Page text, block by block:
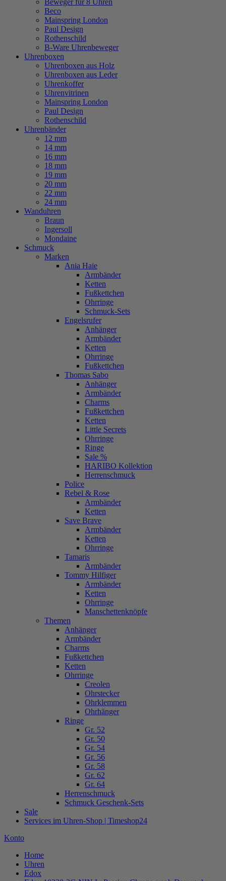
Beweger für 8 Uhren
Beco
Mainspring London
Paul Design
Rothenschild
B-Ware Uhrenbeweger
Uhrenboxen
Uhrenboxen aus Holz
Uhrenboxen aus Leder
Uhrenkoffer
Uhrenvitrinen
Mainspring London
Paul Design
Rothenschild
Uhrenbänder
12 mm
14 mm
16 mm
18 mm
19 mm
20 mm
22 mm
24 mm
Wanduhren
Braun
Ingersoll
Mondaine
Schmuck
Marken
Ania Haie
Armbänder
Ketten
Fußkettchen
Ohrringe
Schmuck-Sets
Engelsrufer
Anhänger
Armbänder
Ketten
Ohrringe
Fußkettchen
Thomas Sabo
Anhänger
Armbänder
Charms
Fußkettchen
Ketten
Little Secrets
Ohrringe
Ringe
Sale %
HARIBO Kollektion
Herrenschmuck
Police
Rebel & Rose
Armbänder
Ketten
Save Brave
Armbänder
Ketten
Ohrringe
Tamaris
Armbänder
Tommy Hilfiger
Armbänder
Ketten
Ohrringe
Manschettenknöpfe
Themen
Anhänger
Armbänder
Charms
Fußkettchen
Ketten
Ohrringe
Creolen
Ohrstecker
Ohrklemmen
Ohrhänger
Ringe
Gr. 52
Gr. 50
Gr. 54
Gr. 56
Gr. 58
Gr. 62
Gr. 64
Herrenschmuck
Schmuck Geschenk-Sets
Sale
Services im Uhren-Shop | Timeshop24
Konto
Home
Uhren
Edox